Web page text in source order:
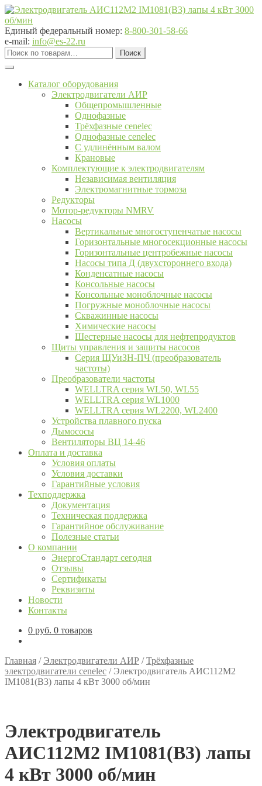
Перейти
к
навигации
Перейти
к
содержимому
Единый федеральный номер: 8-800-301-58-66
e-mail: info@es-22.ru
Искать:
Поиск
Каталог оборудования
Электродвигатели АИР
Общепромышленные
Однофазные
Трёхфазные cenelec
Однофазные cenelec
С удлинённым валом
Крановые
Комплектующие к электродвигателям
Независимая вентиляция
Электромагнитные тормоза
Редукторы
Мотор-редукторы NMRV
Насосы
Вертикальные многоступенчатые насосы
Горизонтальные многосекционные насосы
Горизонтальные центробежные насосы
Насосы типа Д (двухстороннего входа)
Конденсатные насосы
Консольные насосы
Консольные моноблочные насосы
Погружные моноблочные насосы
Скважинные насосы
Химические насосы
Шестерные насосы для нефтепродуктов
Щиты управления и защиты насосов
Серия ЩУиЗН-ПЧ (преобразователь
частоты)
Преобразователи частоты
WELLTRA cерия WL50, WL55
WELLTRA cерия WL1000
WELLTRA серия WL2200, WL2400
Устройства плавного пуска
Дымососы
Вентиляторы ВЦ 14-46
Оплата и доставка
Условия оплаты
Условия доставки
Гарантийные условия
Техподдержка
Документация
Техническая поддержка
Гарантийное обслуживание
Полезные статьи
О компании
ЭнергоСтандарт сегодня
Отзывы
Сертификаты
Реквизиты
Новости
Контакты
0 руб. 0 товаров
Главная / Электродвигатели АИР /Трёхфазные
электродвигатели cenelec / Электродвигатель АИС112М2
IM1081(B3) лапы 4 кВт 3000 об/мин
Электродвигатель
АИС112М2 IM1081(B3) лапы
4 кВт 3000 об/мин